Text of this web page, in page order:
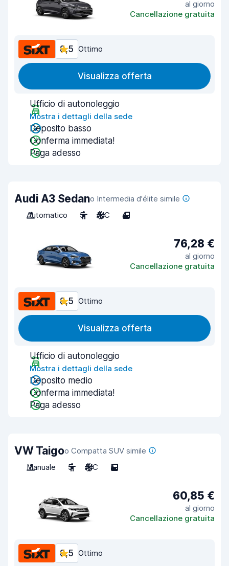
al giorno
Cancellazione gratuita
8,5 Ottimo
Visualizza offerta
Ufficio di autonoleggio
Mostra i dettagli della sede
Deposito basso
Conferma immediata!
Paga adesso
Audi A3 Sedano Intermedia d'élite simile
Automatico
5 A/C 4
76,28 €
al giorno
Cancellazione gratuita
8,5 Ottimo
Visualizza offerta
Ufficio di autonoleggio
Mostra i dettagli della sede
Deposito medio
Conferma immediata!
Paga adesso
VW Taigoo Compatta SUV simile
Manuale
5 A/C 5
60,85 €
al giorno
Cancellazione gratuita
8,5 Ottimo